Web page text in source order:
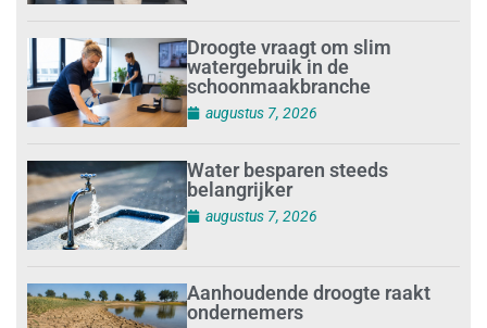
Droogte vraagt om slim
watergebruik in de
schoonmaakbranche
augustus 7, 2026
Water besparen steeds
belangrijker
augustus 7, 2026
Aanhoudende droogte raakt
ondernemers